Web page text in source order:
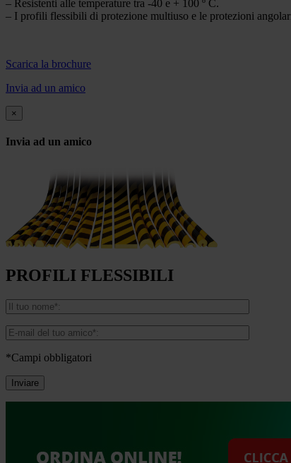
– Resistenti alle temperature tra -40 e + 100 º C.
– I profili flessibili di protezione multiuso e le protezioni
Scarica la brochure
Invia ad un amico
×
Invia ad un amico
PROFILI FLESSIBILI
*Campi obbligatori